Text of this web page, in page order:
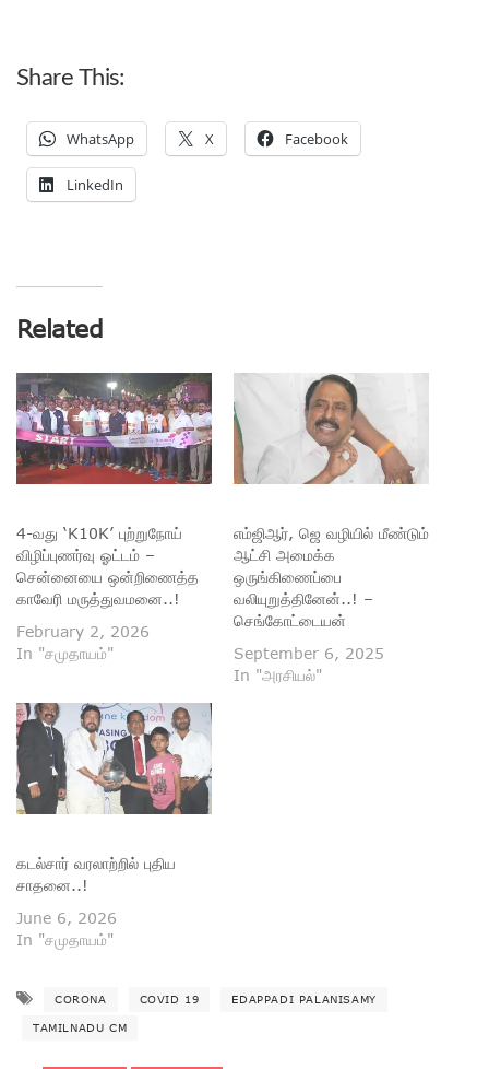
Share This:
WhatsApp X Facebook
LinkedIn
Related
4-வது ‘K10K’ புற்றுநோய்
விழிப்புணர்வு ஓட்டம் –
சென்னையை ஒன்றிணைத்த
காவேரி மருத்துவமனை..!
February 2, 2026
In "சமுதாயம்"
எம்ஜிஆர், ஜெ வழியில் மீண்டும்
ஆட்சி அமைக்க
ஒருங்கிணைப்பை
வலியுறுத்தினேன்..! –
செங்கோட்டையன்
September 6, 2025
In "அரசியல்"
கடல்சார் வரலாற்றில் புதிய
சாதனை..!
June 6, 2026
In "சமுதாயம்"
CORONA COVID 19 EDAPPADI PALANISAMY
TAMILNADU CM